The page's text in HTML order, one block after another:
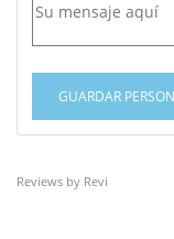
GUARDAR
Reviews by Revi